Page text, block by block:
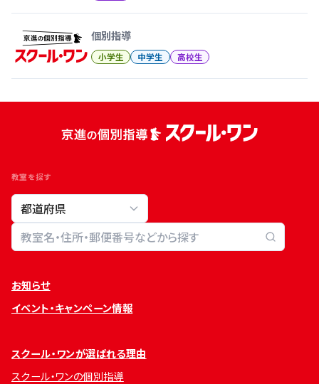
個別指導
小学生 中学生 高校生
教室を探す
教室検索
お知らせ
イベント・キャンペーン情報
スクール・ワンが選ばれる理由
スクール・ワンの個別指導